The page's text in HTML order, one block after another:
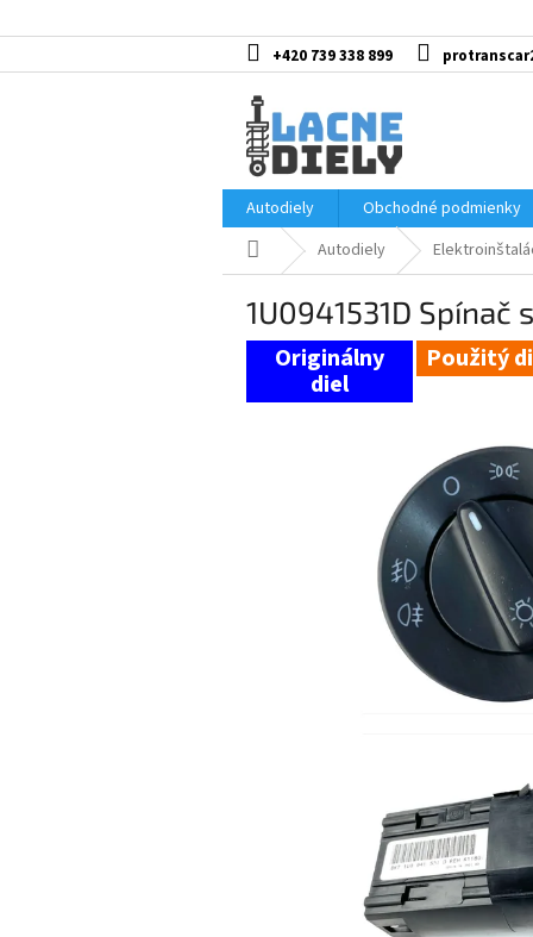
na
+420 739 338 899
Autodiely
Obchodné podmienky
DomovAutodiely
1U0941531D Spínač
Použitý